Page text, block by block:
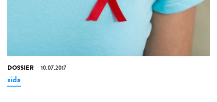
DOSSIER 10.07.2017
sida